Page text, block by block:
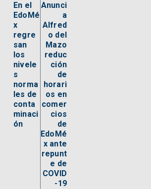
En el
EdoMé
x
regre
san
los
nivele
s
norma
les de
conta
minaci
ón
Anunci
a
Alfred
o del
Mazo
reduc
ción
de
horari
os en
comer
cios
de
EdoMé
x ante
repunt
e de
COVID
-19